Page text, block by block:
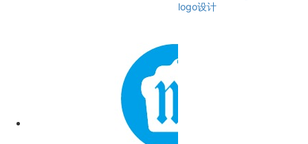
logo设计